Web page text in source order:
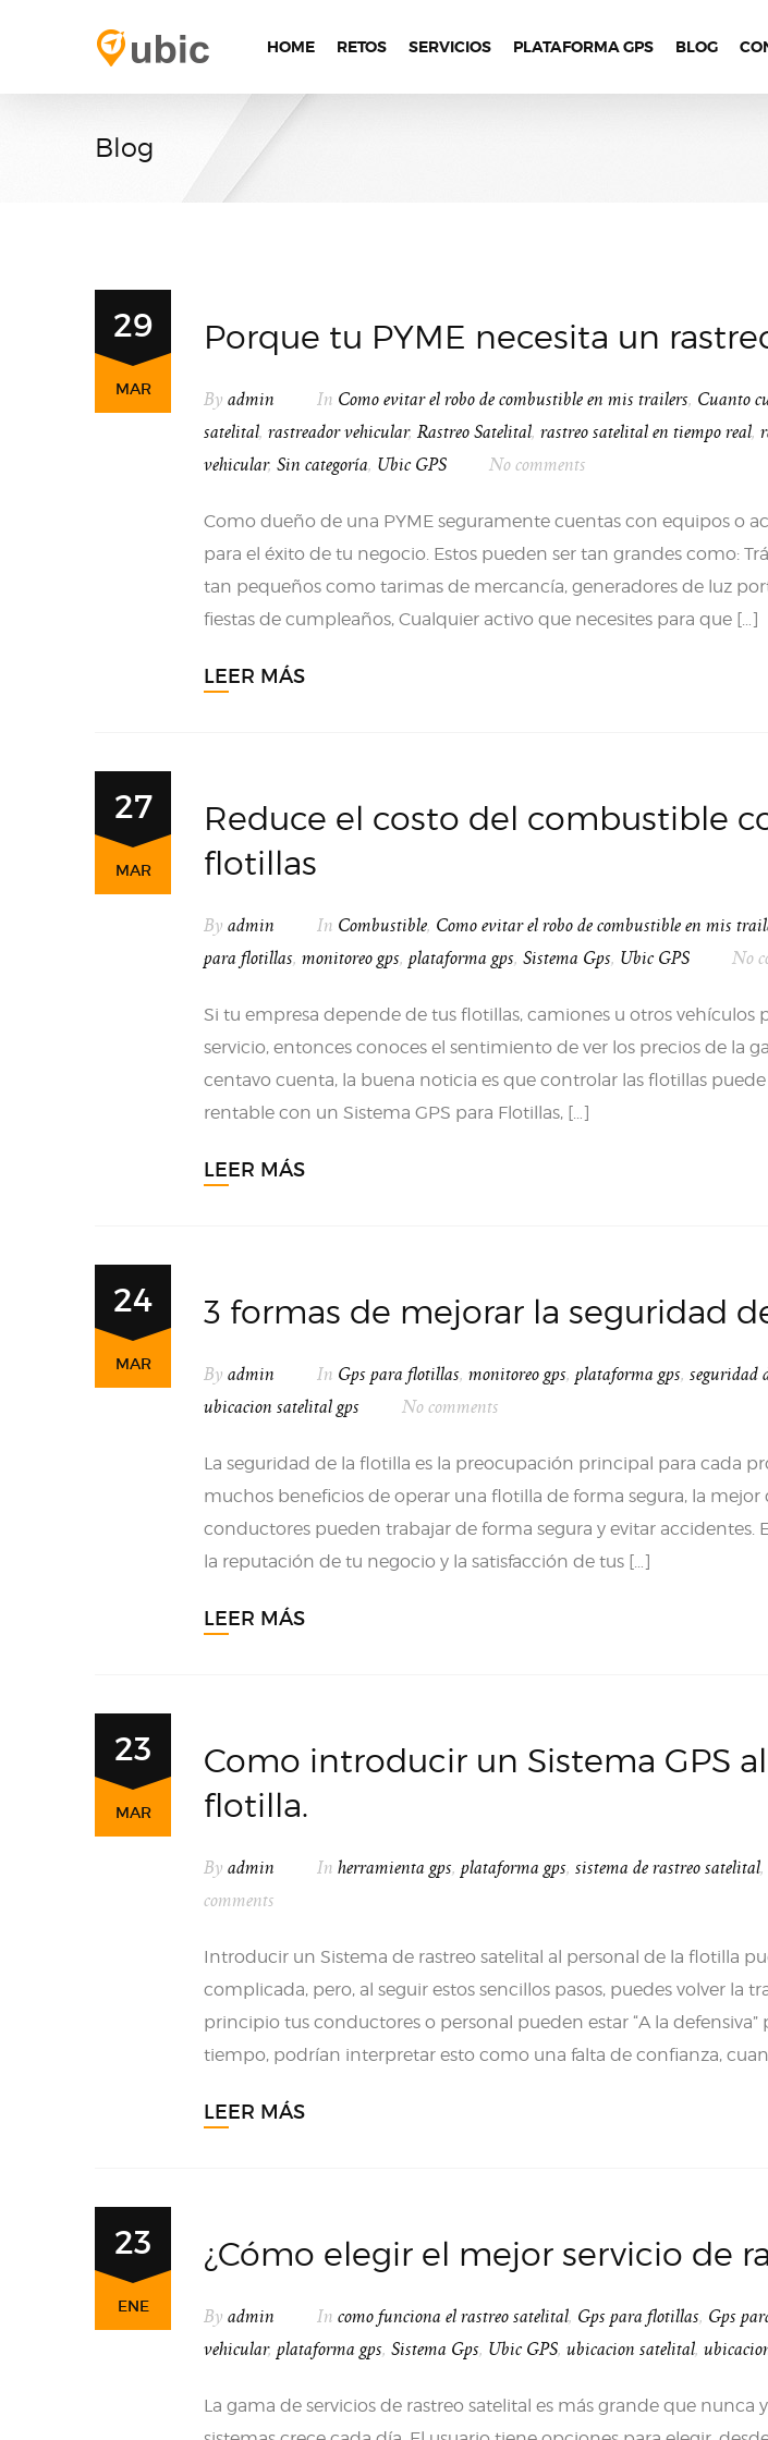
HOME RETOS SERVICIOS PLATAFORMA GPS BLOG
Blog
29
MAR
Porque tu PYME necesita un
By admin In Como evitar el robo de combustible en mis trailers, Cuanto
satelital, rastreador vehicular, Rastreo Satelital, rastreo satelital en tiempo real,
vehicular, Sin categoría, Ubic GPS No comments
Como dueño de una PYME seguramente cuentas con equipos o
para el éxito de tu negocio. Estos pueden ser tan grandes como:
tan pequeños como tarimas de mercancía, generadores de luz
fiestas de cumpleaños, Cualquier activo que necesites para que […]
LEER MÁS
27
MAR
Reduce el costo del combustible
flotillas
By admin In Combustible, Como evitar el robo de combustible en mis
para flotillas, monitoreo gps, plataforma gps, Sistema Gps, Ubic GPS No
Si tu empresa depende de tus flotillas, camiones u otros
servicio, entonces conoces el sentimiento de ver los precios de la
centavo cuenta, la buena noticia es que controlar las flotillas
rentable con un Sistema GPS para Flotillas, […]
LEER MÁS
24
MAR
3 formas de mejorar la seguridad
By admin In Gps para flotillas, monitoreo gps, plataforma gps, seguridad
ubicacion satelital gps
No comments
La seguridad de la flotilla es la preocupación principal para cada
muchos beneficios de operar una flotilla de forma segura, la mejor
conductores pueden trabajar de forma segura y evitar
la reputación de tu negocio y la satisfacción de tus […]
LEER MÁS
23
MAR
Como introducir un Sistema GPS
flotilla.
By admin In herramienta gps, plataforma gps, sistema de rastreo satelital,
comments
Introducir un Sistema de rastreo satelital al personal de la flotilla
complicada, pero, al seguir estos sencillos pasos, puedes volver la
principio tus conductores o personal pueden estar “A la defensiva”
tiempo, podrían interpretar esto como una falta de confianza,
LEER MÁS
23
ENE
¿Cómo elegir el mejor servicio de
By admin In como funciona el rastreo satelital, Gps para flotillas, Gps
vehicular, plataforma gps, Sistema Gps, Ubic GPS, ubicacion satelital,
La gama de servicios de rastreo satelital es más grande que nunca